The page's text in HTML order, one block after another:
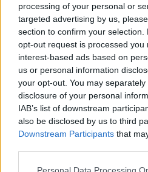
processing of your personal or
targeted advertising by us,
section to confirm your
opt-out request is processed you
interest-based ads based on
us or personal information
your opt-out. You may
disclosure of your personal
IAB’s list of downstream
also be disclosed by us to third
Downstream Participants that
RANKING POR
LaLiga+ Plus
LaLiga+
Real Betis TV
Ver ranking